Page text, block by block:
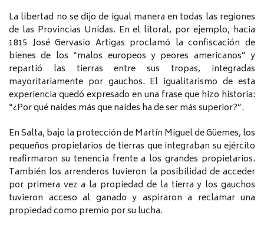
La libertad no se dijo de igual manera en todas las regiones
de las Provincias Unidas. En el litoral, por ejemplo, hacia
1815 José Gervasio Artigas proclamó la confiscación de
bienes de los “malos europeos y peores americanos” y
repartió las tierras entre sus tropas, integradas
mayoritariamente por gauchos. El igualitarismo de esta
experiencia quedó expresado en una frase que hizo historia:
“¿Por qué naides más que naides ha de ser más superior?”.
En Salta, bajo la protección de Martín Miguel de Güemes, los
pequeños propietarios de tierras que integraban su ejército
reafirmaron su tenencia frente a los grandes propietarios.
También los arrenderos tuvieron la posibilidad de acceder
por primera vez a la propiedad de la tierra y los gauchos
tuvieron acceso al ganado y aspiraron a reclamar una
propiedad como premio por su lucha.